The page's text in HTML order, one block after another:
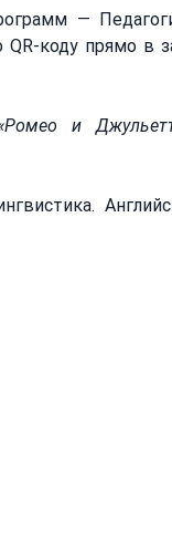
—
коду прямо в
и